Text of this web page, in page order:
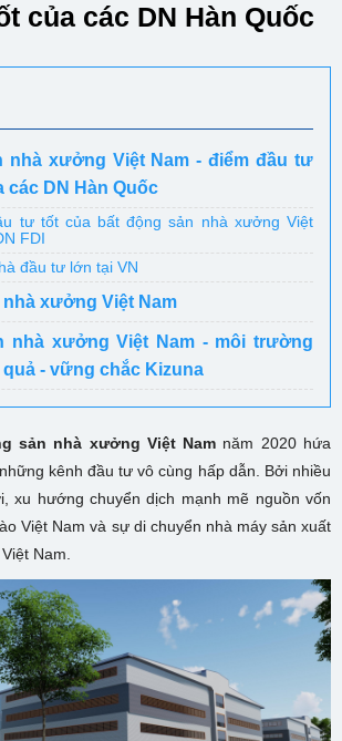
của các DN Hàn Quốc
nhà xưởng Việt Nam - điểm đầu tư
các DN Hàn Quốc
tư tốt của bất động sản nhà xưởng Việt
FDI
đầu tư lớn tại VN
nhà xưởng Việt Nam
nhà xưởng Việt Nam - môi trường
- vững chắc Kizuna
sản nhà xưởng Việt Nam năm 2020 hứa
kênh đầu tư vô cùng hấp dẫn. Bởi nhiều
xu hướng chuyển dịch mạnh mẽ nguồn vốn
Việt Nam và sự di chuyển nhà máy sản xuất
Nam.